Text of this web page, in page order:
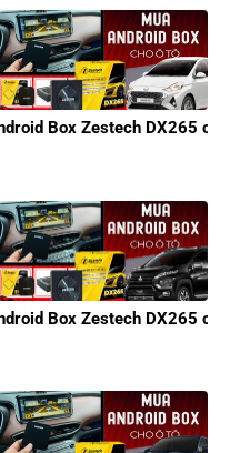
Box Zestech DX265
Box Zestech DX265